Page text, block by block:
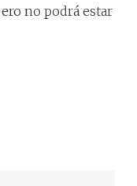
no podrá estar